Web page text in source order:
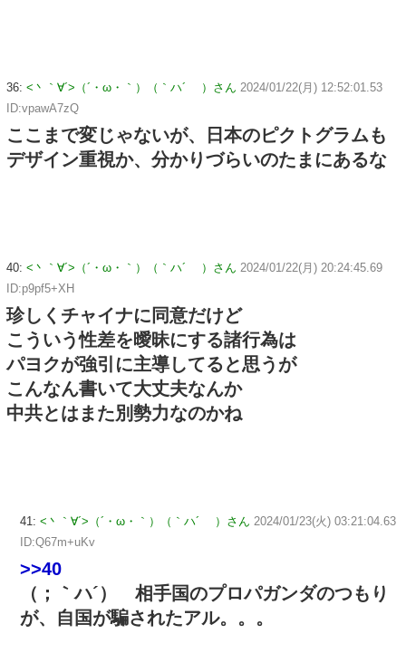
36: <丶｀∀´>（´・ω・｀）（｀ハ´ ）さん 2024/01/22(月) 12:52:01.53
ID:vpawA7zQ
ここまで変じゃないが、日本のピクトグラムも
デザイン重視か、分かりづらいのたまにあるな
40: <丶｀∀´>（´・ω・｀）（｀ハ´ ）さん 2024/01/22(月) 20:24:45.69
ID:p9pf5+XH
珍しくチャイナに同意だけど
こういう性差を曖昧にする諸行為は
パヨクが強引に主導してると思うが
こんなん書いて大丈夫なんか
中共とはまた別勢力なのかね
41: <丶｀∀´>（´・ω・｀）（｀ハ´ ）さん 2024/01/23(火) 03:21:04.63
ID:Q67m+uKv
>>40
（；｀ハ´） 相手国のプロパガンダのつもり
が、自国が騙されたアル。。。